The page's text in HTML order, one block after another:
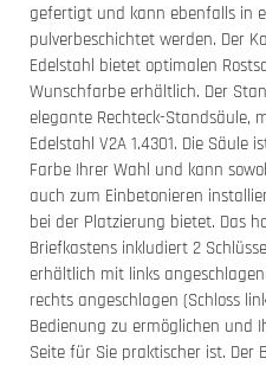
gefertigt und kann ebenfalls in
pulverbeschichtet werden. Der
Edelstahl bietet optimalen
Wunschfarbe erhältlich. Der
elegante Rechteck-Standsäule,
Edelstahl V2A 1.4301. Die Säule
Farbe Ihrer Wahl und kann
auch zum Einbetonieren
bei der Platzierung bietet. Das
Briefkastens inkludiert 2
erhältlich mit links
rechts angeschlagen (Schloss
Bedienung zu ermöglichen und
Seite für Sie praktischer ist. Der